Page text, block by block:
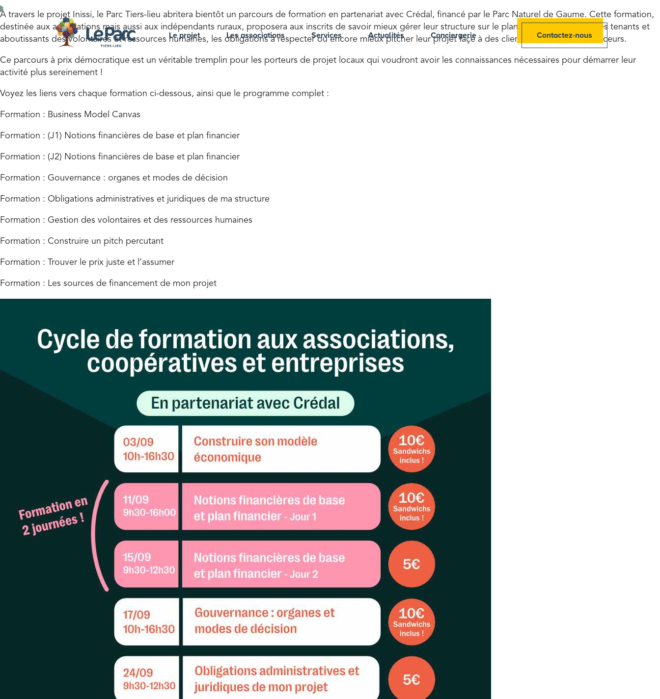
Le projet Les associations Services Actualités Conciergerie Contactez-nous
À travers le projet Inissi, le Parc Tiers-lieu abritera bientôt un parcours de formation en partenariat avec Crédal, financé par le Parc Naturel de Gaume. Cette formation,
destinée aux associations mais aussi aux indépendants ruraux, proposera aux inscrits de savoir mieux gérer leur structure sur le plan financier, connaître les tenants et
aboutissants des volontaires et ressources humaines, les obligations à respecter ou encore mieux pitcher leur projet façe à des clients, donateurs et financeurs.
Ce parcours à prix démocratique est un véritable tremplin pour les porteurs de projet locaux qui voudront avoir les connaissances nécessaires pour démarrer leur
activité plus sereinement !
Voyez les liens vers chaque formation ci-dessous, ainsi que le programme complet :
Formation : Business Model Canvas
Formation : (J1) Notions financières de base et plan financier
Formation : (J2) Notions financières de base et plan financier
Formation : Gouvernance : organes et modes de décision
Formation : Obligations administratives et juridiques de ma structure
Formation : Gestion des volontaires et des ressources humaines
Formation : Construire un pitch percutant
Formation : Trouver le prix juste et l’assumer
Formation : Les sources de financement de mon projet